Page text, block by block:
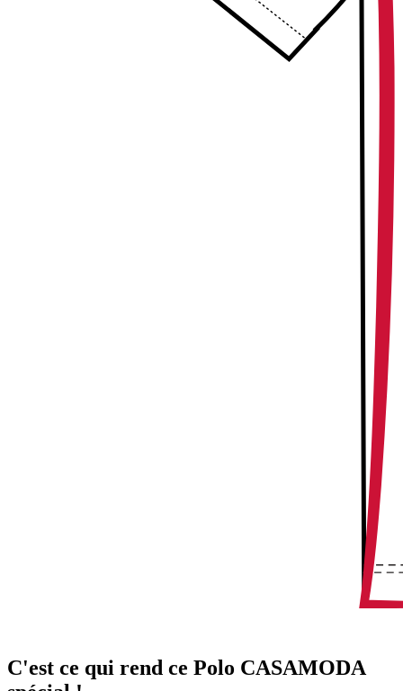
C'est ce qui rend ce Polo CASAMODA